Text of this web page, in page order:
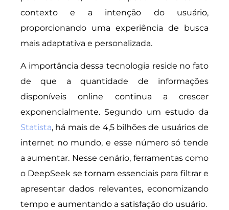
contexto e a intenção do usuário,
proporcionando uma experiência de busca
mais adaptativa e personalizada.
A importância dessa tecnologia reside no fato
de que a quantidade de informações
disponíveis online continua a crescer
exponencialmente. Segundo um estudo da
Statista, há mais de 4,5 bilhões de usuários de
internet no mundo, e esse número só tende
a aumentar. Nesse cenário, ferramentas como
o DeepSeek se tornam essenciais para filtrar e
apresentar dados relevantes, economizando
tempo e aumentando a satisfação do usuário.